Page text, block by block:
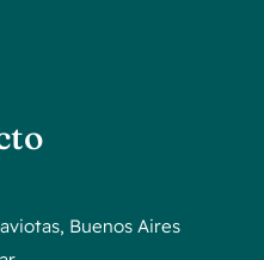
Buenos Aires